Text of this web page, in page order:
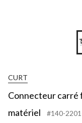
CURT
Connecteur carré
matériel
#140-